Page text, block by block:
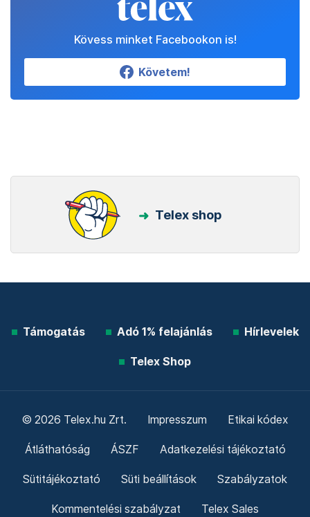
Kövess minket Facebookon is!
Követem!
Telex shop
Támogatás Adó 1% felajánlás Hírlevelek
Telex Shop
© 2026 Telex.hu Zrt. Impresszum Etikai kódex
Átláthatóság ÁSZF Adatkezelési tájékoztató
Sütitájékoztató Süti beállítások Szabályzatok
Kommentelési szabályzat Telex Sales